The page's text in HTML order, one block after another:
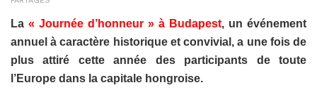
La « Journée d’honneur » à Budapest, un événement
annuel à caractère historique et convivial, a une fois de
plus attiré cette année des participants de toute
l’Europe dans la capitale hongroise.